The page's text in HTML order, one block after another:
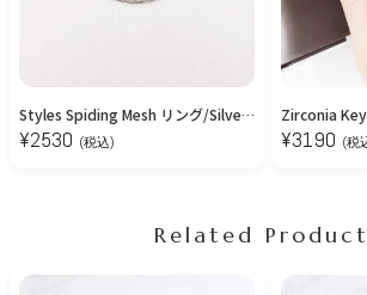
Styles Spiding Mesh リング/Silver【11号】
¥2530 (税込) ¥3190 (税
Related